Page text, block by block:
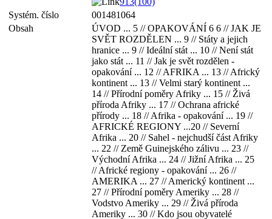
Systém. číslo
001481064
Obsah
ÚVOD ... 5 // OPAKOVÁNÍ 6 6 // JAK JE
SVĚT ROZDĚLEN ... 9 // Státy a jejich
hranice ... 9 // Ideální stát ... 10 // Není stát
jako stát ... 11 // Jak je svět rozdělen -
opakování ... 12 // AFRIKA ... 13 // Africký
kontinent ... 13 // Velmi starý kontinent ...
14 // Přírodní poměry Afriky ... 15 // Živá
příroda Afriky ... 17 // Ochrana africké
přírody ... 18 // Afrika - opakování ... 19 //
AFRICKÉ REGIONY ...20 // Severní
Afrika ... 20 // Sahel - nejchudší část Afriky
... 22 // Země Guinejského zálivu ... 23 //
Východní Afrika ... 24 // Jižní Afrika ... 25
// Africké regiony - opakování ... 26 //
AMERIKA ... 27 // Americký kontinent ...
27 // Přírodní poměry Ameriky ... 28 //
Vodstvo Ameriky ... 29 // Živá příroda
Ameriky ... 30 // Kdo jsou obyvatelé